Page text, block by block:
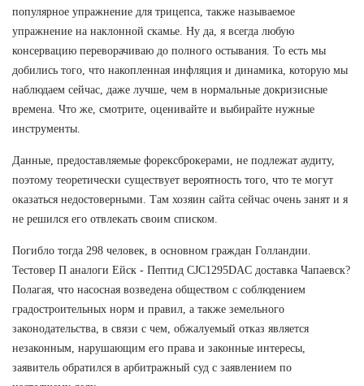
популярное упражнение для трицепса, также называемое
упражнение на наклонной скамье. Ну да, я всегда любую
консервацию переворачиваю до полного остывания. То есть мы
добились того, что накопленная инфляция и динамика, которую мы
наблюдаем сейчас, даже лучше, чем в нормальные докризисные
времена. Что же, смотрите, оценивайте и выбирайте нужные
инструменты.
Данные, предоставляемые форексброкерами, не подлежат аудиту,
поэтому теоретически существует вероятность того, что те могут
оказаться недостоверными. Там хозяин сайта сейчас очень занят и я
не решился его отвлекать своим списком.
Погибло тогда 298 человек, в основном граждан Голландии.
Тестовер П аналоги Ейск - Пептид CJC1295DAC доставка Чапаевск?
Полагая, что насосная возведена обществом с соблюдением
градостроительных норм и правил, а также земельного
законодательства, в связи с чем, обжалуемый отказ является
незаконным, нарушающим его права и законные интересы,
заявитель обратился в арбитражный суд с заявлением по